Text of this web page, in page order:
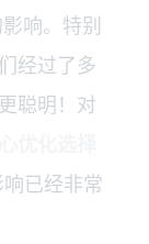
响。特别
经过了多
聪明！对
已经非常